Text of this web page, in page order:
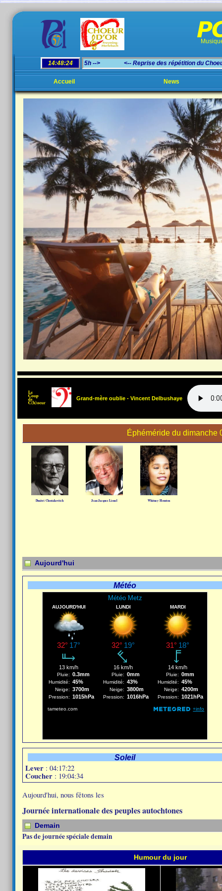
Accueil News
Grand-mère oublie - Vincent Delbushaye
Éphéméride du dimanche
Dmitri Chostakovitch Jean-Jacques Lionel Whitney Houston
Aujourd'hui
Météo
Soleil
Lever : 04:17:22
Coucher : 19:04:34
Aujourd'hui, nous fêtons les
Journée internationale des peuples autochtones
Demain
Pas de journée spéciale demain
Humour du jour